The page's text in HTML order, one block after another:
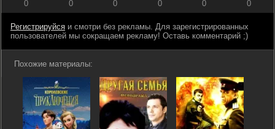
0 0 0 0 0 0
Регистрируйся и смотри без рекламы. Для зарегистрированных
пользователей мы сокращаем рекламу! Оставь комментарий ;)
Похожие материалы: